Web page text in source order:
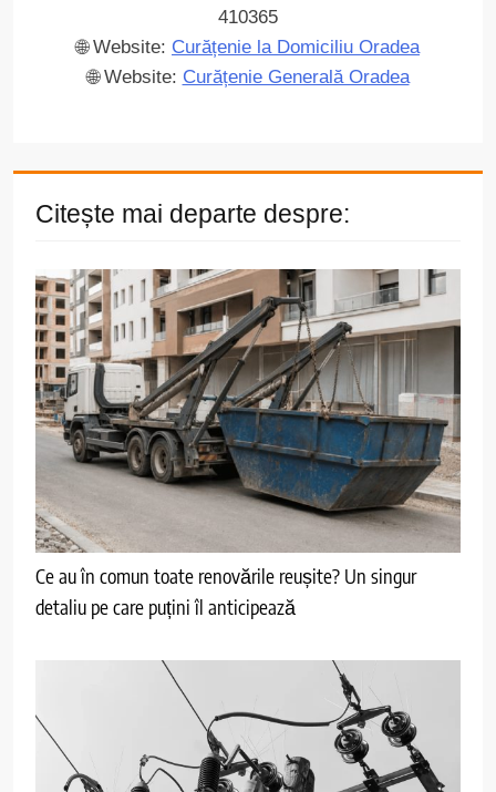
410365
🌐 Website: Curățenie la Domiciliu Oradea
🌐 Website: Curățenie Generală Oradea
Citește mai departe despre:
Ce au în comun toate renovările reușite? Un singur
detaliu pe care puțini îl anticipează